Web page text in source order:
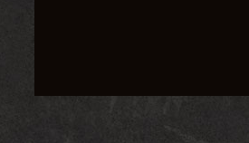
传奇3私服代码种类繁多，